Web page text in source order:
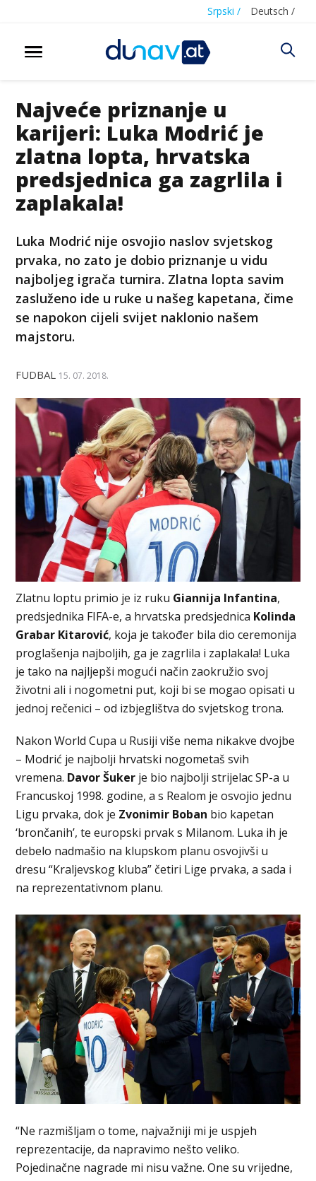
Srpski / Deutsch /
Najveće priznanje u
karijeri: Luka Modrić je
zlatna lopta, hrvatska
predsjednica ga zagrlila i
zaplakala!
Luka Modrić nije osvojio naslov svjetskog
prvaka, no zato je dobio priznanje u vidu
najboljeg igrača turnira. Zlatna lopta savim
zasluženo ide u ruke u našeg kapetana, čime
se napokon cijeli svijet naklonio našem
majstoru.
FUDBAL 15. 07. 2018.
Zlatnu loptu primio je iz ruku Giannija Infantina,
predsjednika FIFA-e, a hrvatska predsjednica Kolinda
Grabar Kitarović, koja je također bila dio ceremonija
proglašenja najboljih, ga je zagrlila i zaplakala! Luka
je tako na najljepši mogući način zaokružio svoj
životni ali i nogometni put, koji bi se mogao opisati u
jednoj rečenici – od izbjeglištva do svjetskog trona.
Nakon World Cupa u Rusiji više nema nikakve dvojbe
– Modrić je najbolji hrvatski nogometaš svih
vremena. Davor Šuker je bio najbolji strijelac SP-a u
Francuskoj 1998. godine, a s Realom je osvojio jednu
Ligu prvaka, dok je Zvonimir Boban bio kapetan
‘brončanih’, te europski prvak s Milanom. Luka ih je
debelo nadmašio na klupskom planu osvojivši u
dresu “Kraljevskog kluba” četiri Lige prvaka, a sada i
na reprezentativnom planu.
“Ne razmišljam o tome, najvažniji mi je uspjeh
reprezentacije, da napravimo nešto veliko.
Pojedinačne nagrade mi nisu važne. One su vrijedne,